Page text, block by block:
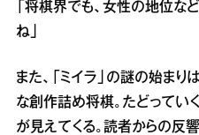
「将棋界でも、女性の地位な
ね」
また、「ミイラ」の謎の始ま
な創作詰め将棋。たどってい
が見えてくる。読者からの反